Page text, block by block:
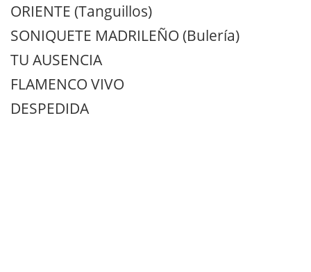
ORIENTE (Tanguillos)
SONIQUETE MADRILEÑO (Bulería)
TU AUSENCIA
FLAMENCO VIVO
DESPEDIDA